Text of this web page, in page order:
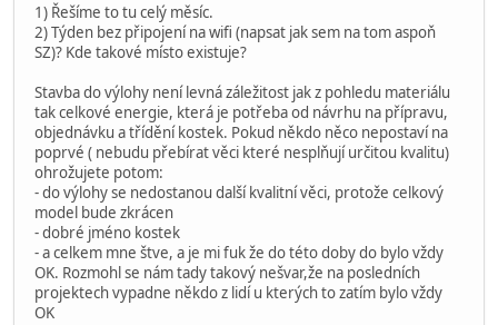
1) Řešíme to tu celý měsíc.
2) Týden bez připojení na wifi (napsat jak sem na tom aspoň
SZ)? Kde takové místo existuje?
Stavba do výlohy není levná záležitost jak z pohledu materiálu
tak celkové energie, která je potřeba od návrhu na přípravu,
objednávku a třídění kostek. Pokud někdo něco nepostaví na
poprvé ( nebudu přebírat věci které nesplňují určitou kvalitu)
ohrožujete potom:
- do výlohy se nedostanou další kvalitní věci, protože celkový
model bude zkrácen
- dobré jméno kostek
- a celkem mne štve, a je mi fuk že do této doby do bylo vždy
OK. Rozmohl se nám tady takový nešvar,že na posledních
projektech vypadne někdo z lidí u kterých to zatím bylo vždy
OK